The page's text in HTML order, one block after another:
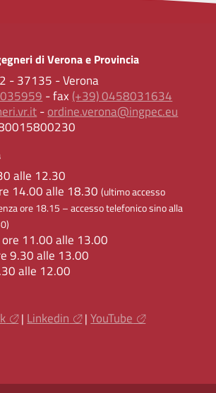
di Verona e Provincia
- 37135 - Verona
- fax (+39) 0458031634
-ordine.verona@ingpec.eu
alle 12.30
14.00 alle 18.30(ultimo accesso
ore 18.15 – accesso telefonico sino alla
11.00 alle 13.00
9.30 alle 13.00
alle 12.00
| Linkedin |YouTube